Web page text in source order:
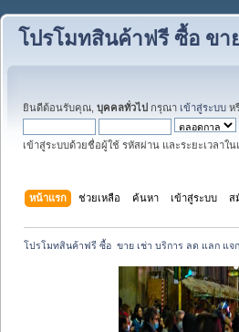
โปรโมทสินค้าฟรี ซื้อ ขา
ยินดีต้อนรับคุณ, บุคคลทั่วไป กรุณา เข้าสู่ระบบ ห
เข้าสู่ระบบด้วยชื่อผู้ใช้ รหัสผ่าน และระยะเวลาใ
หน้าแรก ช่วยเหลือ ค้นหา เข้าสู่ระบบ ส
โปรโมทสินค้าฟรี ซื้อ  ขาย เช่า บริการ ลด แลก แ